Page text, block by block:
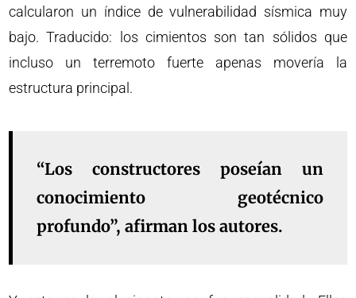
calcularon un índice de vulnerabilidad sísmica muy
bajo. Traducido: los cimientos son tan sólidos que
incluso un terremoto fuerte apenas movería la
estructura principal.
“Los constructores poseían un
conocimiento geotécnico
profundo”, afirman los autores.